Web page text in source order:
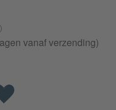
vanaf verzending)